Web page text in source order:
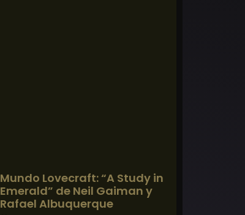
Mundo Lovecraft: “A Study in
Emerald” de Neil Gaiman y
Rafael Albuquerque